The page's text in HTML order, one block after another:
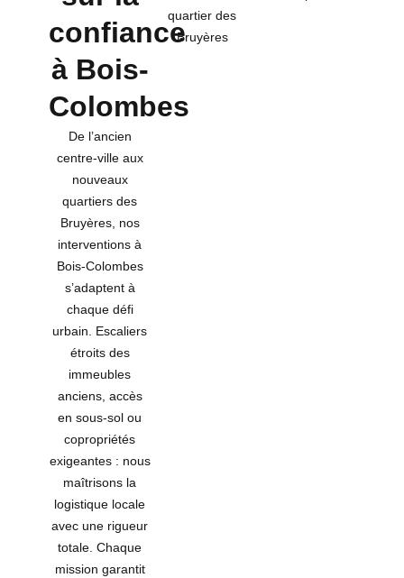
confiance
à Bois-
Colombes
De l’ancien
centre-ville aux
nouveaux
quartiers des
Bruyères, nos
interventions à
Bois-Colombes
s’adaptent à
chaque défi
urbain. Escaliers
étroits des
immeubles
anciens, accès
en sous-sol ou
copropriétés
exigeantes : nous
maîtrisons la
logistique locale
avec une rigueur
totale. Chaque
mission garantit
quartier des
Bruyères